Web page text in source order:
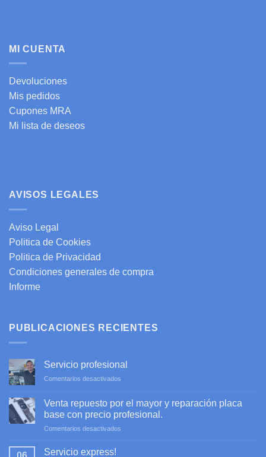
MI CUENTA
Devoluciones
Mis pedidos
Cupones MRA
Mi lista de deseos
AVISOS LEGALES
Aviso Legal
Politica de Cookies
Politica de Privacidad
Condiciones generales de compra
Informe
PUBLICACIONES RECIENTES
Servicio profesional
Comentarios desactivados
profesional
Venta repuesto por el mayor y reparación placa
base con precio profesional.
Comentarios desactivados
Servicio express!